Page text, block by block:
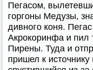
Пегасом,
горгоны Медузы,
дивного коня.
Акрокоринфа и пил
Пирены. Туда и
пришел к источнику